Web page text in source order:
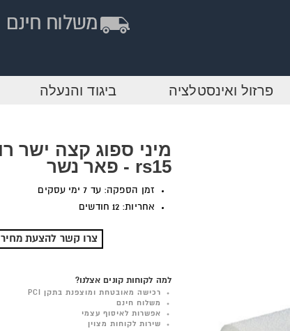
פרזול ואינסטלציה ביגוד והנעלה
rs15 - פאר נשר
זמן הספקה: עד 7 ימי עסקים
אחריות: 12 חודשים
צרו קשר להצעת מחיר
למה לקוחות קונים אצלנו?
רכישה מאובטחת ומוצפנת בתקן PCI
משלוח חינם
אפשרות לאיסוף עצמי
שירות לקוחות מצוין